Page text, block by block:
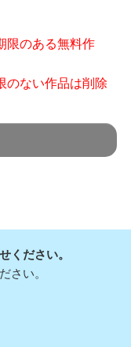
限のある無料作
のない作品は削除
ください。
さい。